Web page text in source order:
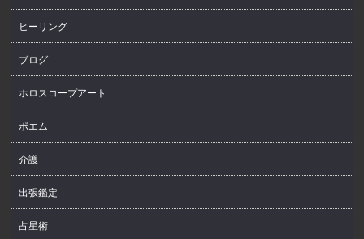
ヒーリング
ブログ
ホロスコープアート
ポエム
介護
出張鑑定
占星術